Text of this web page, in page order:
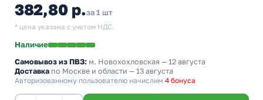
382,80 р.за 1 шт
* цена указана с учетом НДС.
Наличие
Самовывоз из ПВЗ: м. Новохохловская — 12 августа
Доставка по Москве и области — 13 августа
Авторизованному пользователю начислим 4 бонуса